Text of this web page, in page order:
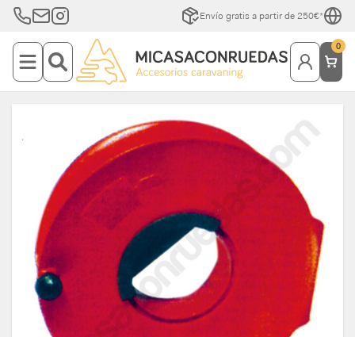
Envío gratis a partir de 250€*
0